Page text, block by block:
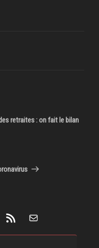
retraites : on fait le bilan
Flux RSS E-mail